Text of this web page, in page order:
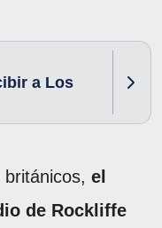
a Los
el
de Rockliffe